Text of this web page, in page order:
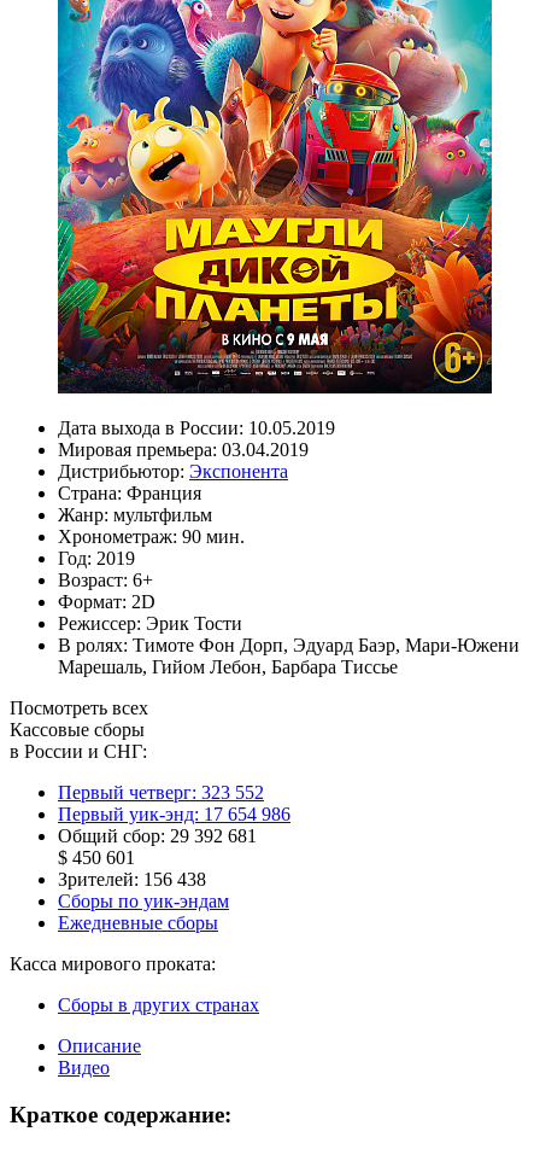
Дата выхода в России: 10.05.2019
Мировая премьера: 03.04.2019
Дистрибьютор: Экспонента
Страна: Франция
Жанр: мультфильм
Хронометраж: 90 мин.
Год: 2019
Возраст: 6+
Формат: 2D
Режиссер: Эрик Тости
В ролях: Тимоте Фон Дорп, Эдуард Баэр, Мари-Южени
Марешаль, Гийом Лебон, Барбара Тиссье
Посмотреть всех
Кассовые сборы
в России и СНГ:
Первый четверг: 323 552
Первый уик-энд: 17 654 986
Общий сбор: 29 392 681
$ 450 601
Зрителей: 156 438
Сборы по уик-эндам
Ежедневные сборы
Касса мирового проката:
Сборы в других странах
Описание
Видео
Краткое содержание: